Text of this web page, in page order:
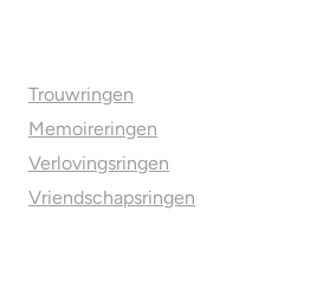
Trouwringen
Memoireringen
Verlovingsringen
Vriendschapsringen